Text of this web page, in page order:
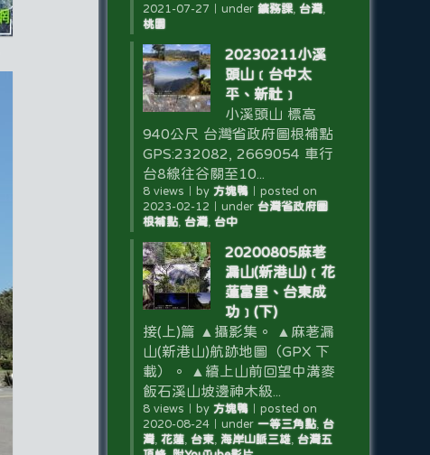
2021-07-27
under 鑛務課, 台灣,
桃園
20230211小溪
頭山﹝台中太
平、新社﹞
小溪頭山 標高
940公尺 台灣省政府圖根補點
GPS:232082, 2669054 車行
台8線往谷關至10...
8 views by 方塊鴨｜ posted on
2023-02-12
under 台灣省政府圖
根補點, 台灣, 台中
20200805麻荖
漏山(新港山)﹝花
蓮富里、台東成
功﹞(下)
接(上)篇 ▲攝影集。 ▲麻荖漏
山(新港山)航跡地圖（GPX 下
載）。 ▲續上山前回望中溝麥
飯石溪山坡邊神木級...
8 views by 方塊鴨｜ posted on
2020-08-24｜ under 一等三角點, 台
灣, 花蓮, 台東, 海岸山脈三雄, 台灣五